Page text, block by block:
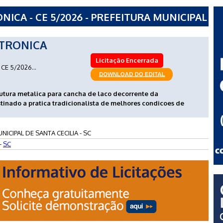
- CE 5/2026 - PREFEITURA MUNICIPAL
CE 5/2026...
Licitação Encerrada
metalica para cancha de laco decorrente da
a pratica tradicionalista de melhores condicoes de
DE SANTA CECILIA - SC
SC